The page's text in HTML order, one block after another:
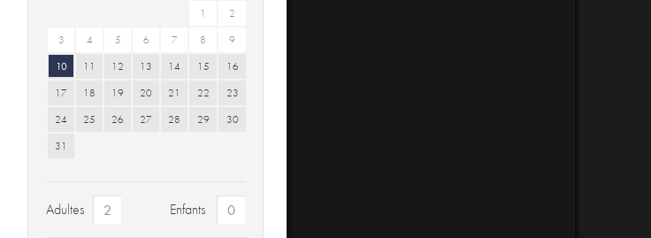
1
2
3
4 5 6 7 8
9
10
11 12 13 14 15
16
17
18 19 20 21 22
23
24
25 26 27 28 29
30
31
Adultes Enfants